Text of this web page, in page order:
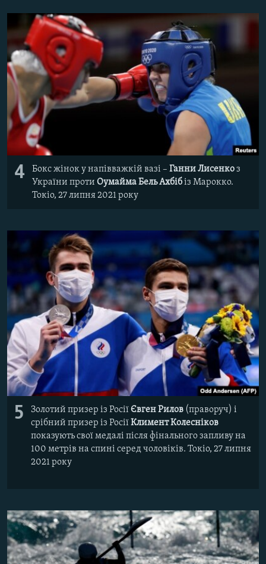
4 Бокс жінок у напівважкій вазі – Ганни Лисенкоз
України проти Оумайма Бель Ахбібіз Марокко.
Токіо, 27 липня 2021 року
5 Золотий призер із РосіїЄвген Рилов (праворуч) і
срібний призер із РосіїКлимент Колесніков
показують свої медалі після фінального запливу на
100 метрів на спині серед чоловіків. Токіо, 27 липня
2021 року